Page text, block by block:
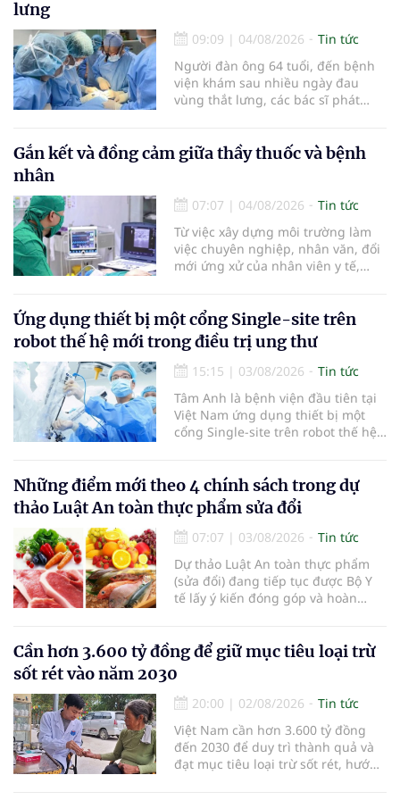
tiêu hóa - gan mật vừa diễn ra
ngày 1/8 tại Bệnh viện Đại học
quốc tế Hồng Bàng.
lưng
09:09 | 04/08/2026
Tin tức
Người đàn ông 64 tuổi, đến bệnh
viện khám sau nhiều ngày đau
vùng thắt lưng, các bác sĩ phát
biểu mô tế bào thận. Với khối u còn
ở giai đoạn sớm, người bệnh được
bằng phẫu thuật robot thay vì phải
cắt bỏ toàn bộ quả thận như trước
đây.
Gắn kết và đồng cảm giữa thầy thuốc và bệnh
nhân
07:07 | 04/08/2026
Tin tức
Từ việc xây dựng môi trường làm
việc chuyên nghiệp, nhân văn, đổi
mới ứng xử của nhân viên y tế,
đồng cảm, gắn kết cao giữa thầy
thuốc với bệnh nhân.
Ứng dụng thiết bị một cổng Single-site trên
robot thế hệ mới trong điều trị ung thư
15:15 | 03/08/2026
Tin tức
Tâm Anh là bệnh viện đầu tiên tại
Việt Nam ứng dụng thiết bị một
cổng Single-site trên robot thế hệ
Những điểm mới theo 4 chính sách trong dự
thảo Luật An toàn thực phẩm sửa đổi
07:07 | 03/08/2026
Tin tức
Dự thảo Luật An toàn thực phẩm
(sửa đổi) đang tiếp tục được Bộ Y
tế lấy ý kiến đóng góp và hoàn
cường hậu kiểm, ứng dụng chuyển
đổi số, kiểm soát nguy cơ theo toàn
bộ chuỗi cung ứng và nâng cao
hiệu quả quản lý loại hình thức ăn
đường phố, bếp ăn tập thể, góp
phần nâng cao hiệu quả bảo đảm
an toàn thực phẩm trong giai đoạn
mới.
Cần hơn 3.600 tỷ đồng để giữ mục tiêu loại trừ
sốt rét vào năm 2030
20:00 | 02/08/2026
Tin tức
Việt Nam cần hơn 3.600 tỷ đồng
đến 2030 để duy trì thành quả và
đạt mục tiêu loại trừ sốt rét, hướng